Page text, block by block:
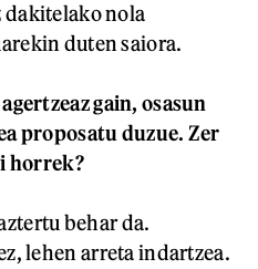
dakitelako nola
duten saiora.
gain, osasun
proposatu duzue. Zer
horrek?
behar da.
lehen arreta indartzea.